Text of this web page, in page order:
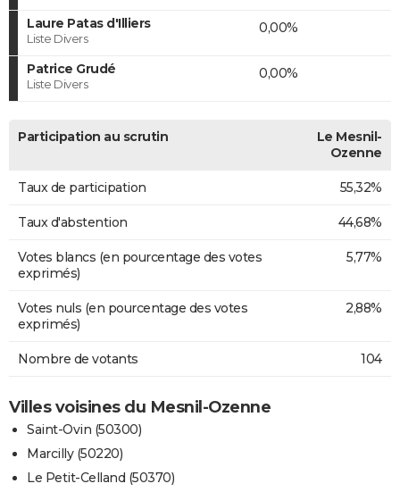
Laure Patas d'Illiers
Liste Divers
0,00%
Patrice Grudé
Liste Divers
0,00%
Participation au scrutin
Le Mesnil-
Ozenne
Taux de participation 55,32%
Taux d'abstention 44,68%
Votes blancs (en pourcentage des votes
exprimés)
5,77%
Votes nuls (en pourcentage des votes
exprimés)
2,88%
Nombre de votants 104
Villes voisines du Mesnil-Ozenne
Saint-Ovin (50300)
Marcilly (50220)
Le Petit-Celland (50370)